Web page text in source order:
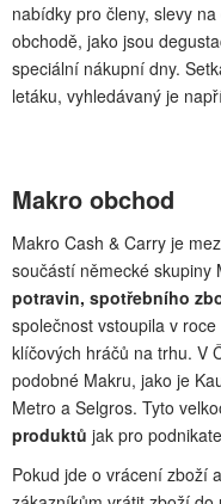
nabídky pro členy, slevy
obchodě, jako jsou
speciální nákupní dny.
letáku, vyhledávaný je
Makro obchod
Makro Cash & Carry je
součástí německé skupiny
potravin, spotřebního
společnost vstoupila v
klíčových hráčů na trhu. V
podobné Makru, jako je
Metro a Selgros. Tyto
produktů jak pro
Pokud jde o vrácení zboží